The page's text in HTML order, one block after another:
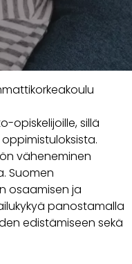
opiskelijoille, sillä
väheneminen
Suomen
osaamisen ja
panostamalla
edistämiseen sekä